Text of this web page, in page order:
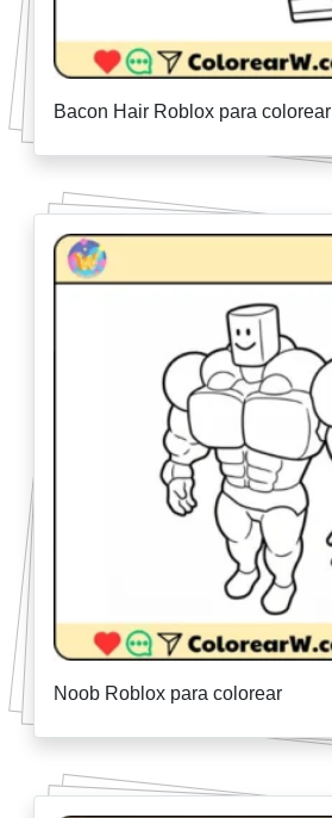
Bacon Hair Roblox para colorear
Noob Roblox para colorear